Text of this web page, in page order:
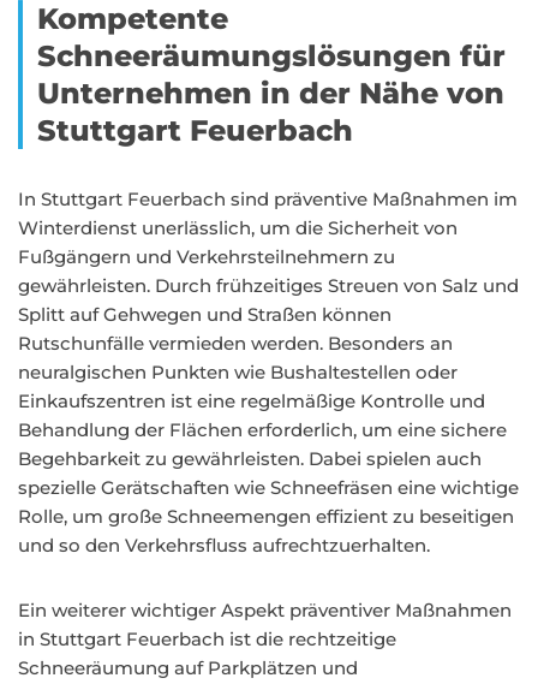
Kompetente
Schneeräumungslösungen für
Unternehmen in der Nähe von
Stuttgart Feuerbach
In Stuttgart Feuerbach sind präventive Maßnahmen im
Winterdienst unerlässlich, um die Sicherheit von
Fußgängern und Verkehrsteilnehmern zu
gewährleisten. Durch frühzeitiges Streuen von Salz und
Splitt auf Gehwegen und Straßen können
Rutschunfälle vermieden werden. Besonders an
neuralgischen Punkten wie Bushaltestellen oder
Einkaufszentren ist eine regelmäßige Kontrolle und
Behandlung der Flächen erforderlich, um eine sichere
Begehbarkeit zu gewährleisten. Dabei spielen auch
spezielle Gerätschaften wie Schneefräsen eine wichtige
Rolle, um große Schneemengen effizient zu beseitigen
und so den Verkehrsfluss aufrechtzuerhalten.
Ein weiterer wichtiger Aspekt präventiver Maßnahmen
in Stuttgart Feuerbach ist die rechtzeitige
Schneeräumung auf Parkplätzen und